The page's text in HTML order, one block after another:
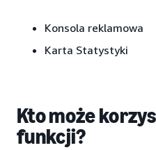
Konsola reklamowa
Karta Statystyki
Kto może
funkcji?